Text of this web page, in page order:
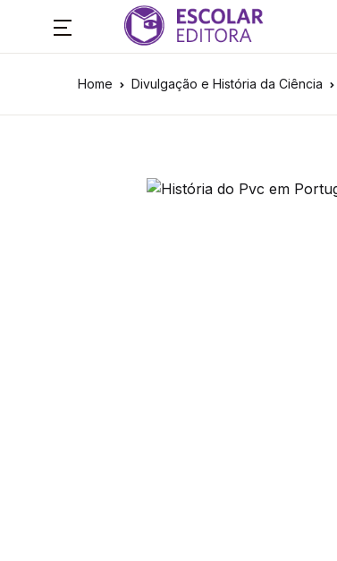
Home Divulgação e História da Ciência